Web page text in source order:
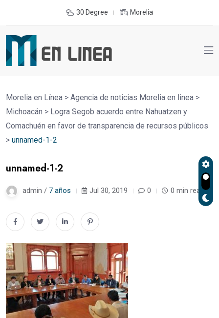
30 Degree Morelia
Morelia en Línea > Agencia de noticias Morelia en linea >
Michoacán > Logra Segob acuerdo entre Nahuatzen y
Comachuén en favor de transparencia de recursos públicos
> unnamed-1-2
unnamed-1-2
admin / 7 años Jul 30, 2019 0 0 min read